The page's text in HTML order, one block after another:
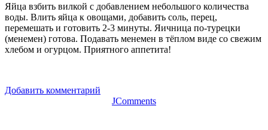
Яйца взбить вилкой с добавлением небольшого количества
воды. Влить яйца к овощами, добавить соль, перец,
перемешать и готовить 2-3 минуты. Яичница по-турецки
(менемен) готова. Подавать менемен в тёплом виде со свежим
хлебом и огурцом. Приятного аппетита!
Добавить комментарий
JComments